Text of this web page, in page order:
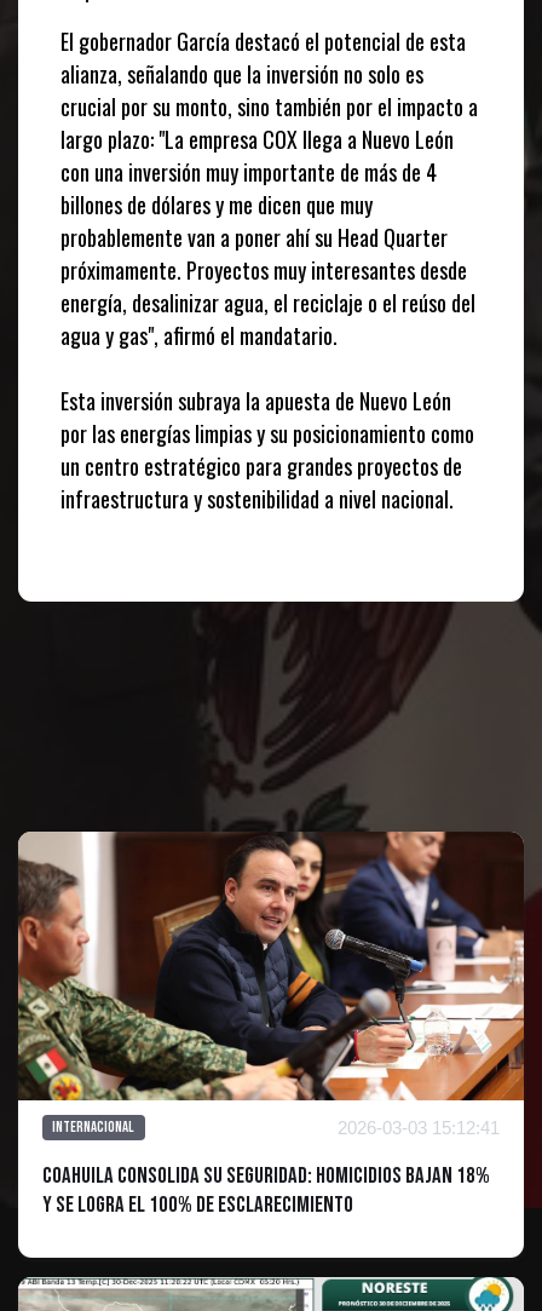
El gobernador García destacó el potencial de esta
alianza, señalando que la inversión no solo es
crucial por su monto, sino también por el impacto a
largo plazo: "La empresa COX llega a Nuevo León
con una inversión muy importante de más de 4
billones de dólares y me dicen que muy
probablemente van a poner ahí su Head Quarter
próximamente. Proyectos muy interesantes desde
energía, desalinizar agua, el reciclaje o el reúso del
agua y gas", afirmó el mandatario.
Esta inversión subraya la apuesta de Nuevo León
por las energías limpias y su posicionamiento como
un centro estratégico para grandes proyectos de
infraestructura y sostenibilidad a nivel nacional.
Te puede interesar
Internacional 2026-03-03 15:12:41
Coahuila consolida su seguridad: Homicidios bajan 18%
y se logra el 100% de esclarecimiento